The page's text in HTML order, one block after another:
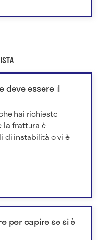
deve essere il
hai richiesto
la frattura è
di instabilità o vi è
per capire se si è